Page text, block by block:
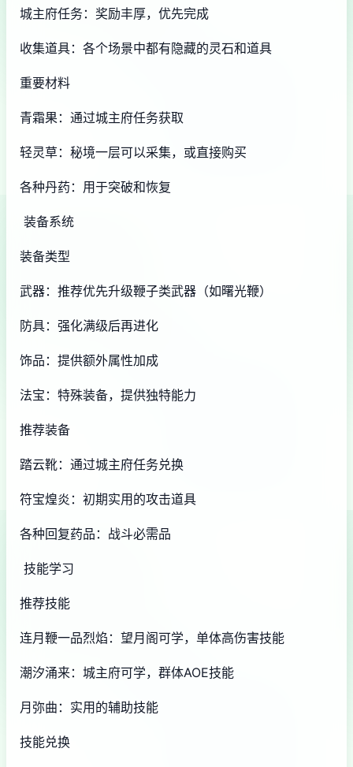
城主府任务：奖励丰厚，优先完成
收集道具：各个场景中都有隐藏的灵石和道具
重要材料
青霜果：通过城主府任务获取
轻灵草：秘境一层可以采集，或直接购买
各种丹药：用于突破和恢复
装备系统
装备类型
武器：推荐优先升级鞭子类武器（如曙光鞭）
防具：强化满级后再进化
饰品：提供额外属性加成
法宝：特殊装备，提供独特能力
推荐装备
踏云靴：通过城主府任务兑换
符宝煌炎：初期实用的攻击道具
各种回复药品：战斗必需品
技能学习
推荐技能
连月鞭一品烈焰：望月阁可学，单体高伤害技能
潮汐涌来：城主府可学，群体AOE技能
月弥曲：实用的辅助技能
技能兑换